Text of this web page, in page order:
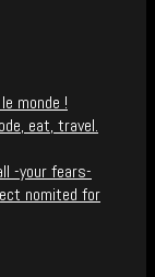
monde !
eat, travel.
-your fears-
nomited for